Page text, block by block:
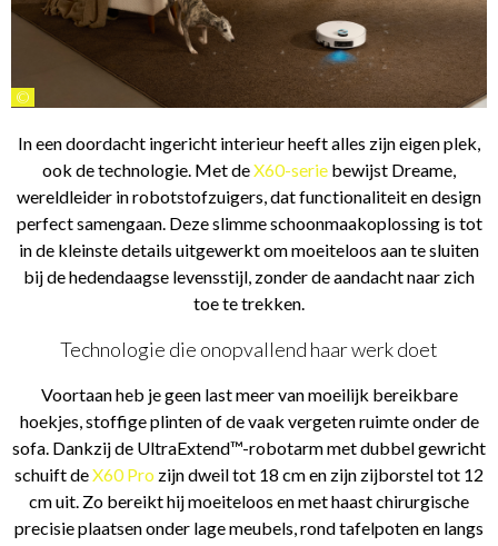
©
In een doordacht ingericht interieur heeft alles zijn eigen plek,
ook de technologie. Met deX60-serie bewijst Dreame,
wereldleider in robotstofzuigers, dat functionaliteit en design
perfect samengaan. Deze slimme schoonmaakoplossing is tot
in de kleinste details uitgewerkt om moeiteloos aan te sluiten
bij de hedendaagse levensstijl, zonder de aandacht naar zich
toe te trekken.
Technologie die onopvallend haar werk doet
Voortaan heb je geen last meer van moeilijk bereikbare
hoekjes, stoffige plinten of de vaak vergeten ruimte onder de
sofa. Dankzij de UltraExtend™-robotarm met dubbel gewricht
schuift deX60 Pro zijn dweil tot 18 cm en zijn zijborstel tot 12
cm uit. Zo bereikt hij moeiteloos en met haast chirurgische
precisie plaatsen onder lage meubels, rond tafelpoten en langs